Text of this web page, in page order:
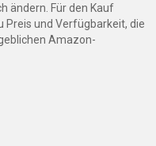
ändern. Für den Kauf
Preis und Verfügbarkeit, die
Amazon-